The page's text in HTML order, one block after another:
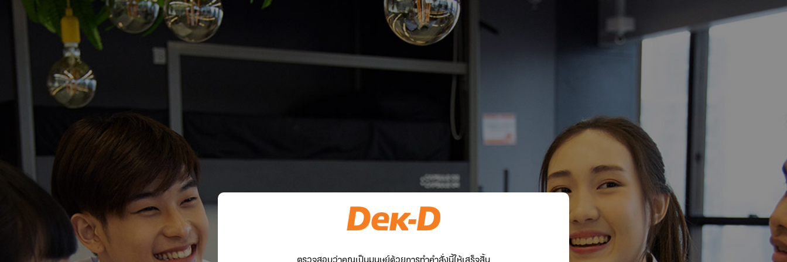
ตรวจสอบว่าคุณเป็นมนุษย์ด้วยการทำคำสั่งนี้ให้เสร็จสิ้น